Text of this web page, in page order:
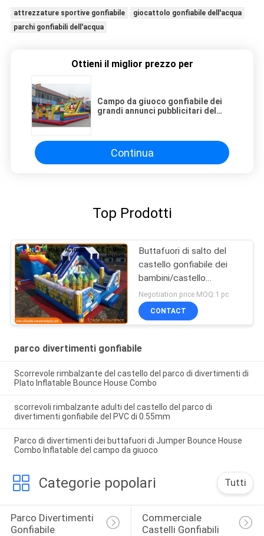
attrezzature sportive gonfiabile
giocattolo gonfiabile dell'acqua
parchi gonfiabili dell'acqua
Ottieni il miglior prezzo per
Campo da giuoco gonfiabile dei
grandi annunci pubblicitari del
Continua
Top Prodotti
Buttafuori di salto del
castello gonfiabile dei
bambini/castello
rimbalzante commerciale
Negotiation price MOQ:1 pc
CONTACT
parco divertimenti gonfiabile
Scorrevole rimbalzante del castello del parco di divertimenti di
Plato Inflatable Bounce House Combo
scorrevoli rimbalzante adulti del castello del parco di
divertimenti gonfiabile del PVC di 0.55mm
Parco di divertimenti dei buttafuori di Jumper Bounce House
Combo Inflatable del campo da giuoco
Categorie popolari Tutti
Parco Divertimenti
Gonfiabile
Commerciale
Castelli Gonfiabili